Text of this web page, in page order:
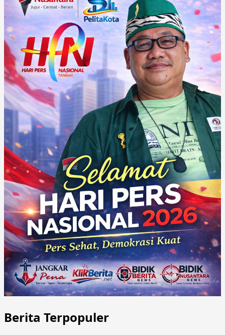
Berita Terpopuler